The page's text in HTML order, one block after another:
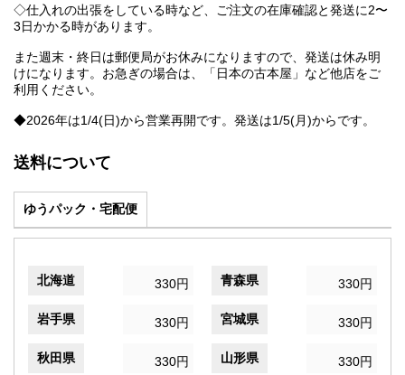
◇仕入れの出張をしている時など、ご注文の在庫確認と発送に2〜
3日かかる時があります。
また週末・終日は郵便局がお休みになりますので、発送は休み明
けになります。お急ぎの場合は、「日本の古本屋」など他店をご
利用ください。
◆2026年は1/4(日)から営業再開です。発送は1/5(月)からです。
送料について
ゆうパック・宅配便
北海道 330円 青森県 330円
岩手県 330円 宮城県 330円
秋田県 330円 山形県 330円